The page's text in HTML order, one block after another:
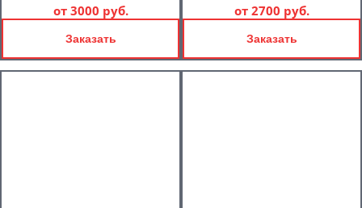
от 3000 руб.
Заказать
от 2700 руб.
Заказать